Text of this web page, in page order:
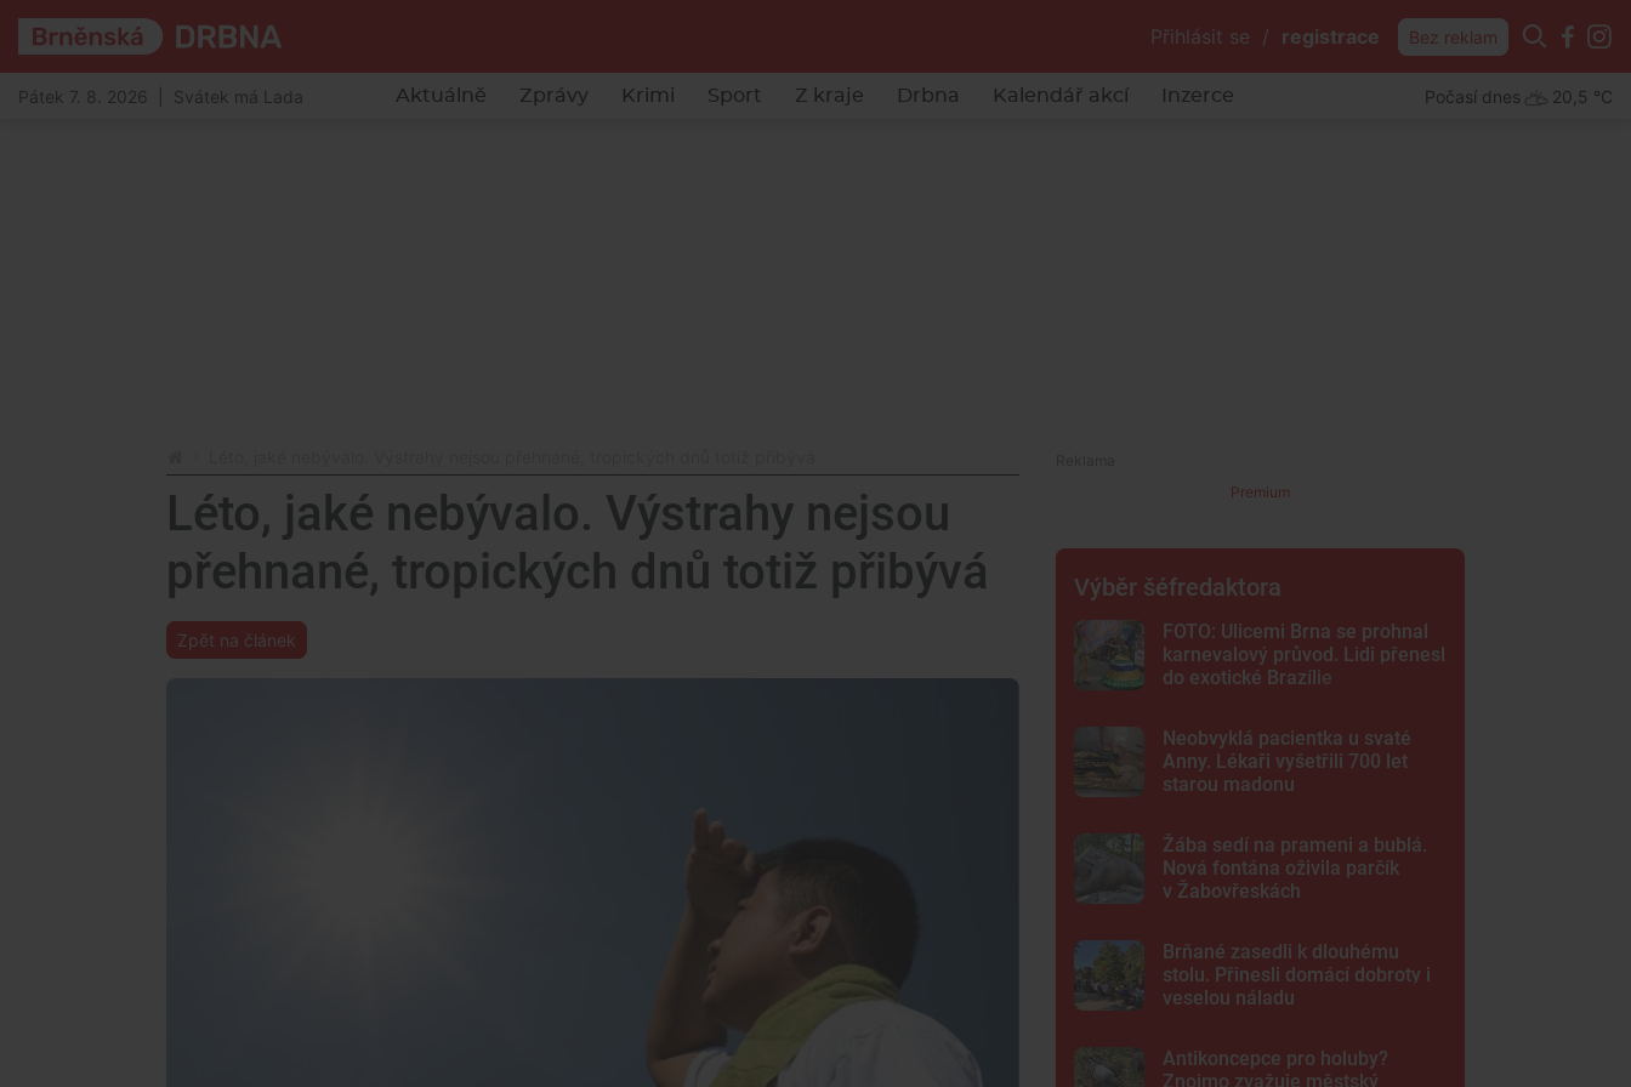
Přihlásit se / registrace Bez reklam
Pátek 7. 8. 2026 | Svátek má Lada Aktuálně Zprávy Krimi Sport Z kraje Drbna Kalendář akcí Inzerce Počasí dnes 20,5 °C
Léto, jaké nebývalo. Výstrahy nejsou
přehnané, tropických dnů totiž přibývá
Zpět na článek
Premium
Výběr šéfredaktora
FOTO: Ulicemi Brna se prohnal
karnevalový průvod. Lidi přenesl
do exotické Brazílie
Neobvyklá pacientka u svaté
Anny. Lékaři vyšetřili 700 let
starou madonu
Žába sedí na prameni a bublá.
Nová fontána oživila parčík
v Žabovřeskách
Brňané zasedli k dlouhému
stolu. Přinesli domácí dobroty i
veselou náladu
Antikoncepce pro holuby?
Znojmo zvažuje městský